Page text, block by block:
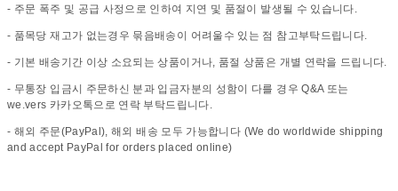
- 주문 폭주 및 공급 사정으로 인하여 지연 및 품절이 발생될 수 있습니다.
- 품목당 재고가 없는경우 묶음배송이 어려울수 있는 점 참고부탁드립니다.
- 기본 배송기간 이상 소요되는 상품이거나, 품절 상품은 개별 연락을 드립니다.
- 무통장 입금시 주문하신 분과 입금자분의 성함이 다를 경우 Q&A 또는
we.vers 카카오톡으로 연락 부탁드립니다.
- 해외 주문(PayPal), 해외 배송 모두 가능합니다 (We do worldwide shipping
and accept PayPal for orders placed online)